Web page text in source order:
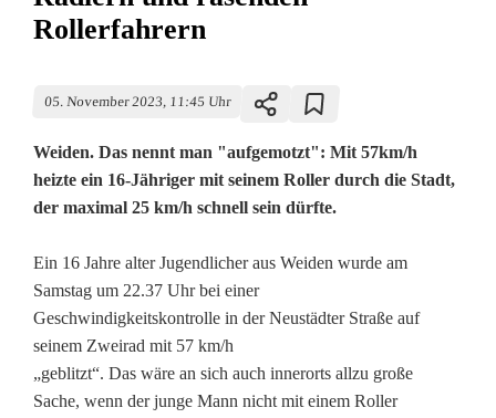
Rollerfahrern
05. November 2023, 11:45 Uhr
Weiden. Das nennt man "aufgemotzt": Mit 57km/h
heizte ein 16-Jähriger mit seinem Roller durch die Stadt,
der maximal 25 km/h schnell sein dürfte.
V
o
n
S
Ein 16 Jahre alter Jugendlicher aus Weiden wurde am
Samstag um 22.37 Uhr bei einer
Geschwindigkeitskontrolle in der Neustädter Straße auf
seinem Zweirad mit 57 km/h
„geblitzt“. Das wäre an sich auch innerorts allzu große
Sache, wenn der junge Mann nicht mit einem Roller